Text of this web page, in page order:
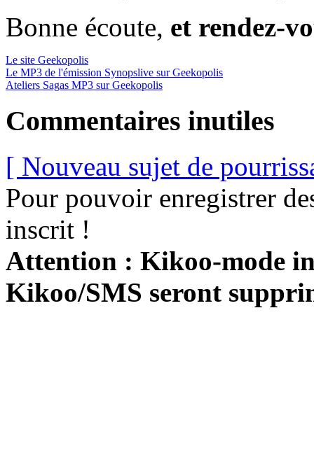
Bonne écoute, et rendez-
Le site Geekopolis
Le MP3 de l'émission Synopslive sur Geekopolis
Ateliers Sagas MP3 sur Geekopolis
Commentaires inutiles
[ Nouveau sujet de
Pour pouvoir enregistrer
inscrit !
Attention : Kikoo-mode
Kikoo/SMS seront